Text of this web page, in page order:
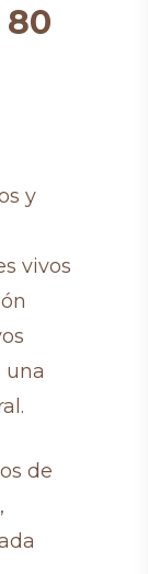
y
vivos
una
de